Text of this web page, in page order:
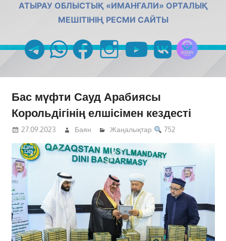
АТЫРАУ ОБЛЫСТЫҚ «ИМАНҒАЛИ» ОРТАЛЫҚ
МЕШІТІНІҢ РЕСМИ САЙТЫ
telegramwhatsappfacebookinstagramyoutubevk
Бас мүфти Сауд Арабиясы
Корольдігінің елшісімен кездесті
27.09.2023 Баян Жаңалықтар 752